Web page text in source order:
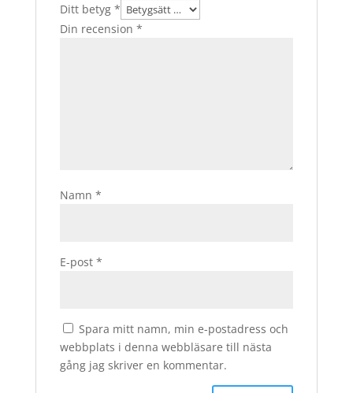
Ditt betyg *
Din recension *
Namn *
E-post *
Spara mitt namn, min e-postadress och
webbplats i denna webbläsare till nästa
gång jag skriver en kommentar.